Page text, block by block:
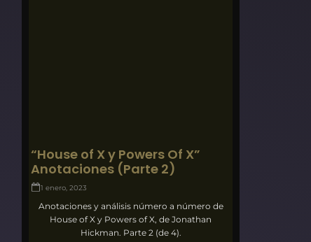
“House of X y Powers Of X”
Anotaciones (Parte 2)
1 enero, 2023
Anotaciones y análisis número a número de
House of X y Powers of X, de Jonathan
Hickman. Parte 2 (de 4).